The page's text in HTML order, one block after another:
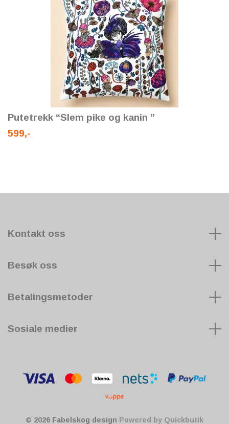
Putetrekk “Slem pike og kanin ”
599,-
Kontakt oss
Besøk oss
Betalingsmetoder
Sosiale medier
© 2026 Fabelskog design Powered by Quickbutik